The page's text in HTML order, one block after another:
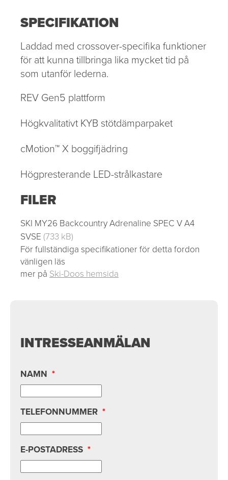
SPECIFIKATION
Laddad med crossover-specifika funktioner
för att kunna tillbringa lika mycket tid på
som utanför lederna.
REV Gen5 plattform
Högkvalitativt KYB stötdämparpaket
cMotion™ X boggifjädring
Högpresterande LED-strålkastare
FILER
SKI MY26 Backcountry Adrenaline SPEC V A4
SVSE (733 kB)
För fullständiga specifikationer för detta fordon
vänligen läs
mer på Ski-Doos hemsida
INTRESSEANMÄLAN
NAMN *
TELEFONNUMMER *
E-POSTADRESS *